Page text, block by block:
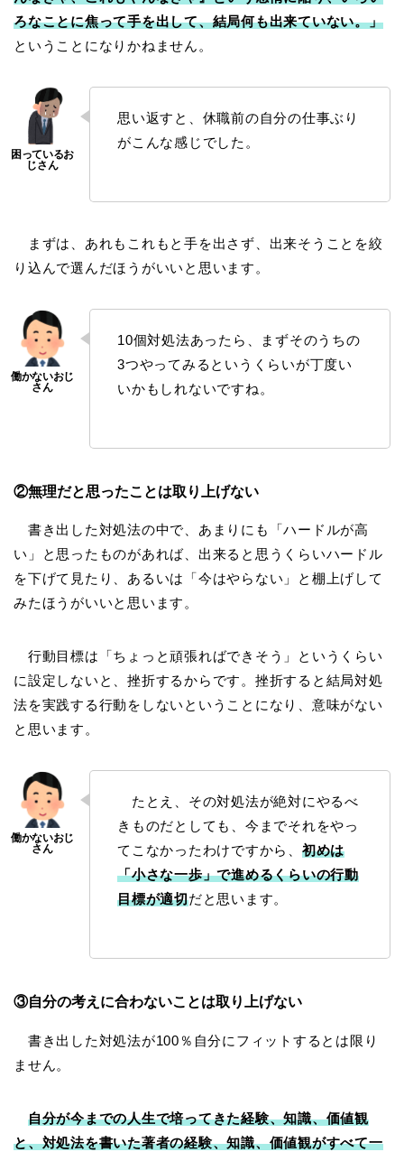
ろなことに焦って手を出して、結局何も出来ていない。」
ということになりかねません。
思い返すと、休職前の自分の仕事ぶり
がこんな感じでした。
まずは、あれもこれもと手を出さず、出来そうことを絞
り込んで選んだほうがいいと思います。
10個対処法あったら、まずそのうちの
3つやってみるというくらいが丁度い
いかもしれないですね。
②無理だと思ったことは取り上げない
書き出した対処法の中で、あまりにも「ハードルが高
い」と思ったものがあれば、出来ると思うくらいハードル
を下げて見たり、あるいは「今はやらない」と棚上げして
みたほうがいいと思います。
行動目標は「ちょっと頑張ればできそう」というくらい
に設定しないと、挫折するからです。挫折すると結局対処
法を実践する行動をしないということになり、意味がない
と思います。
たとえ、その対処法が絶対にやるべ
きものだとしても、今までそれをやっ
てこなかったわけですから、 初めは
「小さな一歩」で進めるくらいの行動
目標が適切だと思います。
③自分の考えに合わないことは取り上げない
書き出した対処法が100％自分にフィットするとは限り
ません。
自分が今までの人生で培ってきた経験、知識、価値観
と、対処法を書いた著者の経験、知識、価値観がすべて一